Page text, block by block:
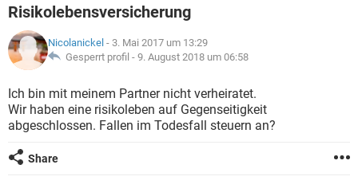
Risikolebensversicherung
Nicolanickel - 3. Mai 2017 um 13:29
Gesperrt profil - 9. August 2018 um 06:58
Ich bin mit meinem Partner nicht verheiratet.
Wir haben eine risikoleben auf Gegenseitigkeit
abgeschlossen. Fallen im Todesfall steuern an?
Share